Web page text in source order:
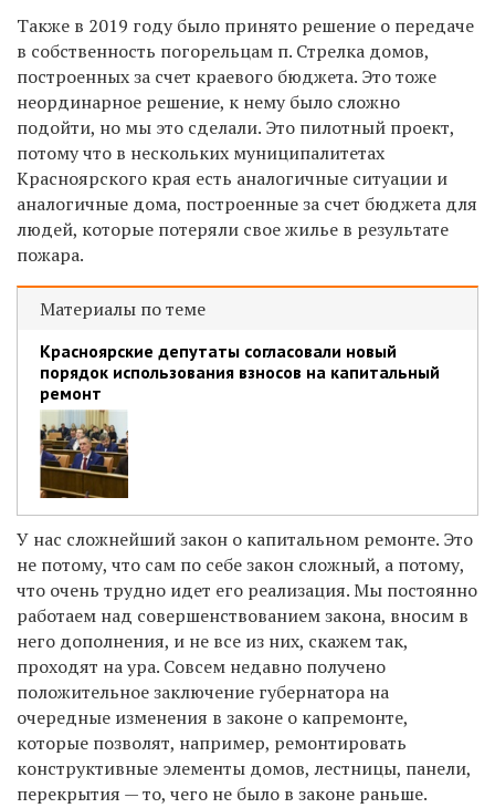
Также в 2019 году было принято решение о передаче
в собственность погорельцам п. Стрелка домов,
построенных за счет краевого бюджета. Это тоже
неординарное решение, к нему было сложно
подойти, но мы это сделали. Это пилотный проект,
потому что в нескольких муниципалитетах
Красноярского края есть аналогичные ситуации и
аналогичные дома, построенные за счет бюджета для
людей, которые потеряли свое жилье в результате
пожара.
Материалы по теме
Красноярские депутаты согласовали новый
порядок использования взносов на капитальный
ремонт
У нас сложнейший закон о капитальном ремонте. Это
не потому, что сам по себе закон сложный, а потому,
что очень трудно идет его реализация. Мы постоянно
работаем над совершенствованием закона, вносим в
него дополнения, и не все из них, скажем так,
проходят на ура. Совсем недавно получено
положительное заключение губернатора на
очередные изменения в законе о капремонте,
которые позволят, например, ремонтировать
конструктивные элементы домов, лестницы, панели,
перекрытия — то, чего не было в законе раньше.